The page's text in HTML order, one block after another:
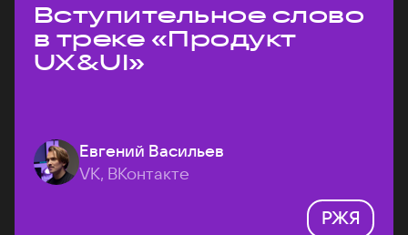
Вступительное слово
в треке «Продукт
UX&UI»
Евгений Васильев
VK, ВКонтакте
РЖЯ